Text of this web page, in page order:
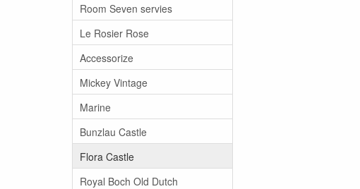
Room Seven servies
Le Rosier Rose
Accessorize
Mickey Vintage
Marine
Bunzlau Castle
Flora Castle
Royal Boch Old Dutch